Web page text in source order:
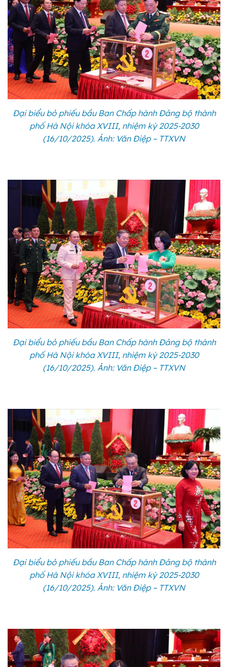
Đại biểu bỏ phiếu bầu Ban Chấp hành Đảng bộ thành
phố Hà Nội khóa XVIII, nhiệm kỳ 2025-2030
(16/10/2025). Ảnh: Văn Điệp – TTXVN
Đại biểu bỏ phiếu bầu Ban Chấp hành Đảng bộ thành
phố Hà Nội khóa XVIII, nhiệm kỳ 2025-2030
(16/10/2025). Ảnh: Văn Điệp – TTXVN
Đại biểu bỏ phiếu bầu Ban Chấp hành Đảng bộ thành
phố Hà Nội khóa XVIII, nhiệm kỳ 2025-2030
(16/10/2025). Ảnh: Văn Điệp – TTXVN